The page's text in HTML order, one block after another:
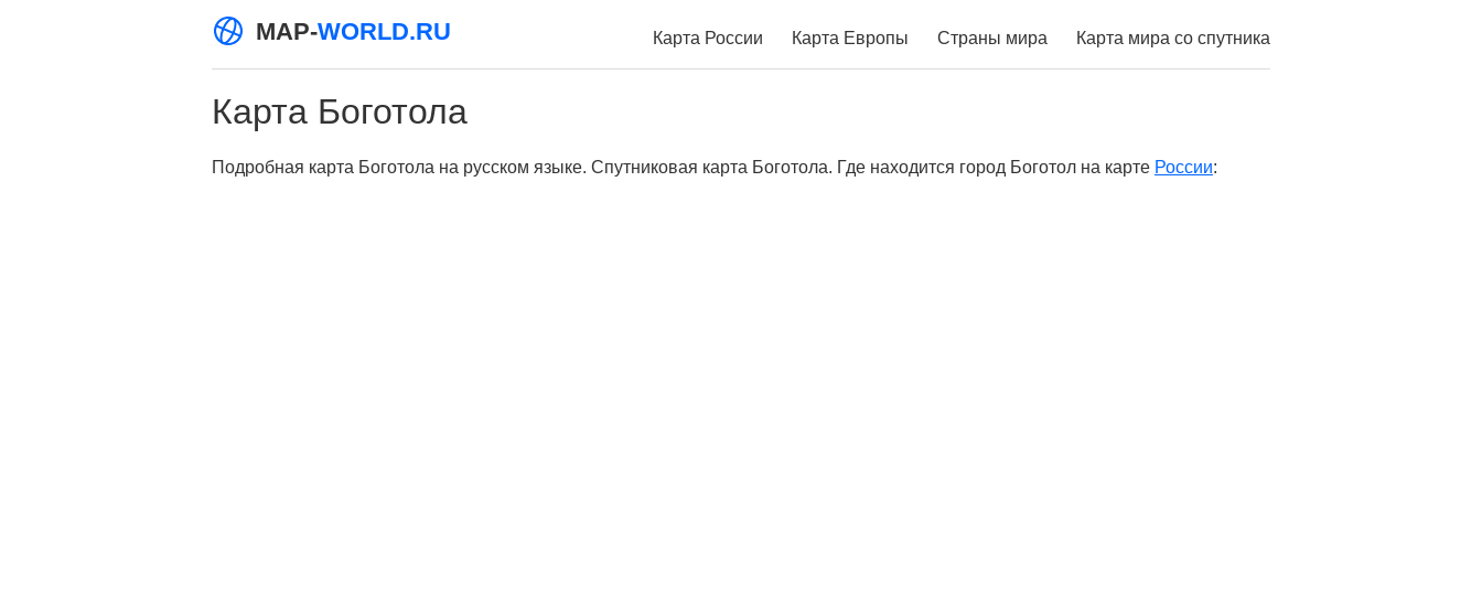
MAP-WORLD.RU Карта России Карта Европы Страны мира Карта мира со спутника
Карта Боготола
Подробная карта Боготола на русском языке. Спутниковая карта Боготола. Где находится город Боготол на карте России: